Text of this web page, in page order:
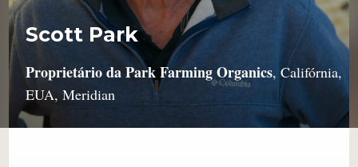
Scott Park
Proprietário da Park Farming Organics, Califórnia,
EUA, Meridian